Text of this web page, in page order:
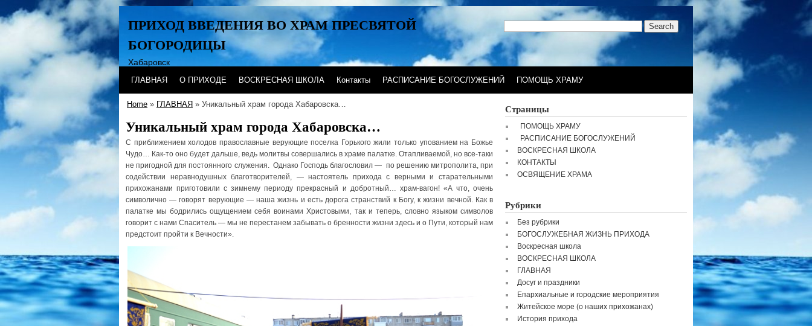
ПРИХОД ВВЕДЕНИЯ ВО ХРАМ ПРЕСВЯТОЙ
БОГОРОДИЦЫ
Хабаровск
ГЛАВНАЯ О ПРИХОДЕ ВОСКРЕСНАЯ ШКОЛА Контакты РАСПИСАНИЕ БОГОСЛУЖЕНИЙ ПОМОЩЬ ХРАМУ
Home » ГЛАВНАЯ » Уникальный храм города Хабаровска…
Уникальный храм города Хабаровска…
С приближением холодов православные верующие поселка Горького жили только упованием на Божье
Чудо… Как-то оно будет дальше, ведь молитвы совершались в храме палатке. Отапливаемой, но все-таки
не пригодной для постоянного служения. Однако Господь благословил — по решению митрополита, при
содействии неравнодушных благотворителей, — настоятель прихода с верными и старательными
прихожанами приготовили с зимнему периоду прекрасный и добротный… храм-вагон! «А что, очень
символично — говорят верующие — наша жизнь и есть дорога странствий к Богу, к жизни вечной. Как в
палатке мы бодрились ощущением себя воинами Христовыми, так и теперь, словно языком символов
говорит с нами Спаситель — мы не перестанем забывать о бренности жизни здесь и о Пути, который нам
предстоит пройти к Вечности».
Страницы
ПОМОЩЬ ХРАМУ
РАСПИСАНИЕ БОГОСЛУЖЕНИЙ
ВОСКРЕСНАЯ ШКОЛА
КОНТАКТЫ
ОСВЯЩЕНИЕ ХРАМА
Рубрики
Без рубрики
БОГОСЛУЖЕБНАЯ ЖИЗНЬ ПРИХОДА
Воскресная школа
ВОСКРЕСНАЯ ШКОЛА
ГЛАВНАЯ
Досуг и праздники
Епархиальные и городские мероприятия
Житейское море (о наших прихожанах)
История прихода